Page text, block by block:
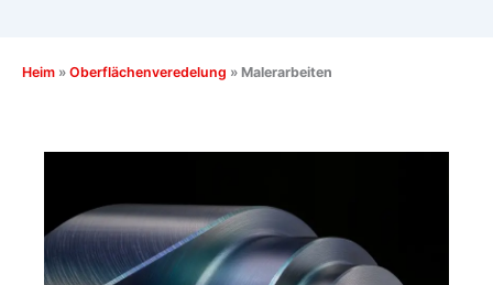
Heim » Oberflächenveredelung » Malerarbeiten